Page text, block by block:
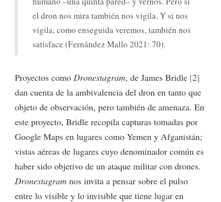
el dron nos mira también nos vigila. Y si nos
vigila, como enseguida veremos, también nos
satisface (Fernández Mallo 2021: 70).
Proyectos como Dronestagram, de James Bridle 2
dan cuenta de la ambivalencia del dron en tanto que
objeto de observación, pero también de amenaza. En
este proyecto, Bridle recopila capturas tomadas por
Google Maps en lugares como Yemen y Afganistán;
vistas aéreas de lugares cuyo denominador común es
haber sido objetivo de un ataque militar con drones.
Dronestagram nos invita a pensar sobre el pulso
entre lo visible y lo invisible que tiene lugar en